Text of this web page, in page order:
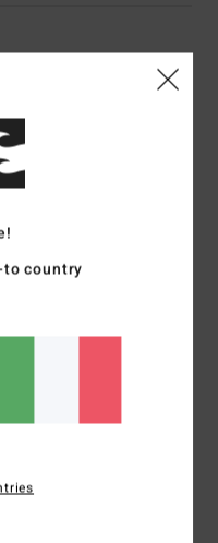
dal luglio 2026
qualità-prezzo
to country